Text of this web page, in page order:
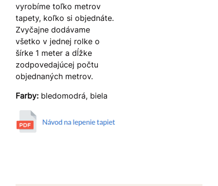
vyrobíme toľko metrov
tapety, koľko si objednáte.
Zvyčajne dodávame
všetko v jednej rolke o
šírke 1 meter a dĺžke
zodpovedajúcej počtu
objednaných metrov.
Farby: bledomodrá, biela